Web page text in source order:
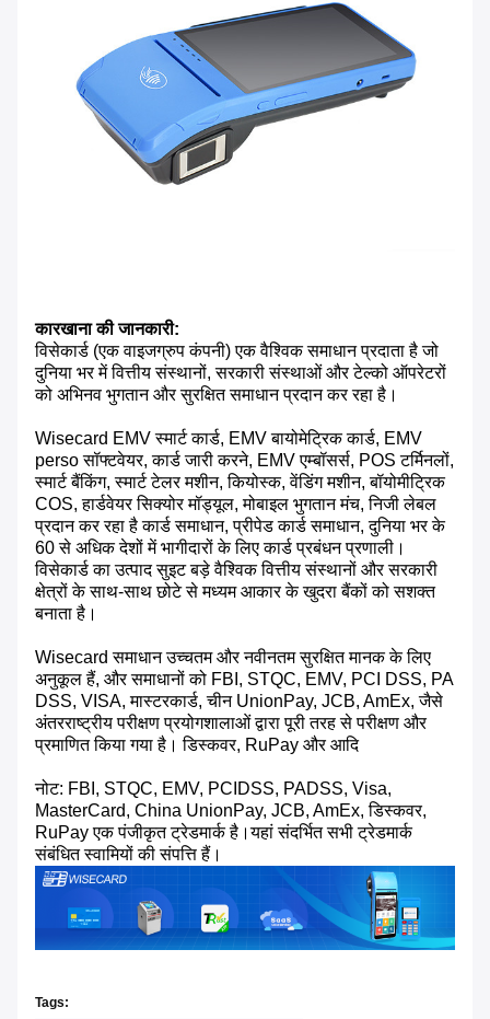
कारखाना की जानकारी:
विसेकार्ड (एक वाइजग्रुप कंपनी) एक वैश्विक समाधान प्रदाता है जो
दुनिया भर में वित्तीय संस्थानों, सरकारी संस्थाओं और टेल्को ऑपरेटरों
को अभिनव भुगतान और सुरक्षित समाधान प्रदान कर रहा है।
Wisecard EMV स्मार्ट कार्ड, EMV बायोमेट्रिक कार्ड, EMV
perso सॉफ्टवेयर, कार्ड जारी करने, EMV एम्बॉसर्स, POS टर्मिनलों,
स्मार्ट बैंकिंग, स्मार्ट टेलर मशीन, कियोस्क, वेंडिंग मशीन, बॉयोमीट्रिक
COS, हार्डवेयर सिक्योर मॉड्यूल, मोबाइल भुगतान मंच, निजी लेबल
प्रदान कर रहा है कार्ड समाधान, प्रीपेड कार्ड समाधान, दुनिया भर के
60 से अधिक देशों में भागीदारों के लिए कार्ड प्रबंधन प्रणाली।
विसेकार्ड का उत्पाद सुइट बड़े वैश्विक वित्तीय संस्थानों और सरकारी
क्षेत्रों के साथ-साथ छोटे से मध्यम आकार के खुदरा बैंकों को सशक्त
बनाता है।
Wisecard समाधान उच्चतम और नवीनतम सुरक्षित मानक के लिए
अनुकूल हैं, और समाधानों को FBI, STQC, EMV, PCI DSS, PA
DSS, VISA, मास्टरकार्ड, चीन UnionPay, JCB, AmEx, जैसे
अंतरराष्ट्रीय परीक्षण प्रयोगशालाओं द्वारा पूरी तरह से परीक्षण और
प्रमाणित किया गया है। डिस्कवर, RuPay और आदि
नोट: FBI, STQC, EMV, PCIDSS, PADSS, Visa,
MasterCard, China UnionPay, JCB, AmEx, डिस्कवर,
RuPay एक पंजीकृत ट्रेडमार्क है।यहां संदर्भित सभी ट्रेडमार्क
संबंधित स्वामियों की संपत्ति हैं।
Tags: